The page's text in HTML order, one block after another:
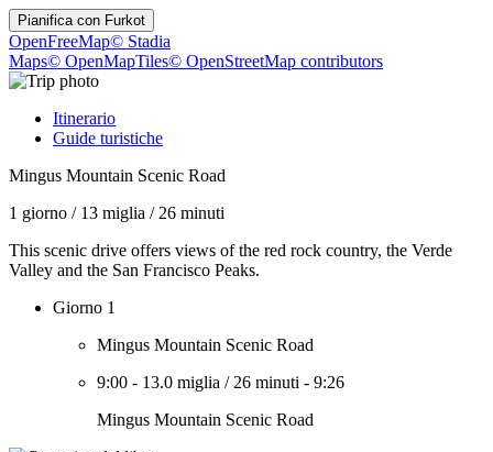
Pianifica con Furkot
OpenFreeMap© Stadia
Maps© OpenMapTiles© OpenStreetMap contributors
Itinerario
Guide turistiche
Mingus Mountain Scenic Road
1 giorno / 13 miglia / 26 minuti
This scenic drive offers views of the red rock country, the Verde
Valley and the San Francisco Peaks.
Giorno 1
Mingus Mountain Scenic Road
9:00 - 13.0 miglia / 26 minuti - 9:26
Mingus Mountain Scenic Road